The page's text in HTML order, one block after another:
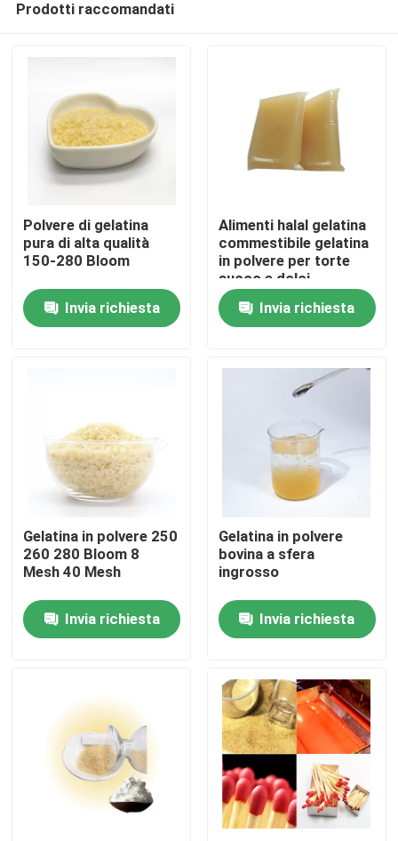
Casa.
Su di noi
Visita alla fabbrica
Controllo della qualità
Contattaci
Chiedi un preventivo
Polvere della gelatina del commestibile
Polvere commestibile della gelatina
Prodotti raccomandati
Polvere di gelatina
pura di alta qualità
150-280 Bloom
Invia richiesta
Alimenti halal gelatina
commestibile gelatina
in polvere per torte
succo e dolci
Invia richiesta
Gelatina in polvere 250
260 280 Bloom 8
Mesh 40 Mesh
Invia richiesta
Gelatina in polvere
bovina a sfera
ingrosso
Invia richiesta